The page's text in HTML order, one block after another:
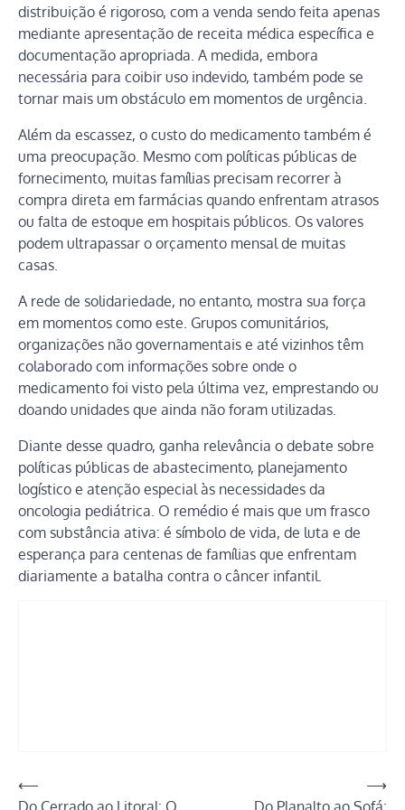
distribuição é rigoroso, com a venda sendo feita apenas
mediante apresentação de receita médica específica e
documentação apropriada. A medida, embora
necessária para coibir uso indevido, também pode se
tornar mais um obstáculo em momentos de urgência.
Além da escassez, o custo do medicamento também é
uma preocupação. Mesmo com políticas públicas de
fornecimento, muitas famílias precisam recorrer à
compra direta em farmácias quando enfrentam atrasos
ou falta de estoque em hospitais públicos. Os valores
podem ultrapassar o orçamento mensal de muitas
casas.
A rede de solidariedade, no entanto, mostra sua força
em momentos como este. Grupos comunitários,
organizações não governamentais e até vizinhos têm
colaborado com informações sobre onde o
medicamento foi visto pela última vez, emprestando ou
doando unidades que ainda não foram utilizadas.
Diante desse quadro, ganha relevância o debate sobre
políticas públicas de abastecimento, planejamento
logístico e atenção especial às necessidades da
oncologia pediátrica. O remédio é mais que um frasco
com substância ativa: é símbolo de vida, de luta e de
esperança para centenas de famílias que enfrentam
diariamente a batalha contra o câncer infantil.
Navegação
⟵
Do Cerrado ao Litoral: O
Do Planalto ao Sofá:
⟶